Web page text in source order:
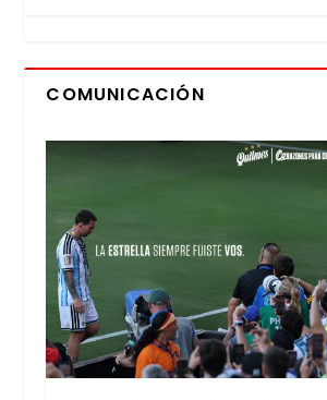
COMUNICACIÓN